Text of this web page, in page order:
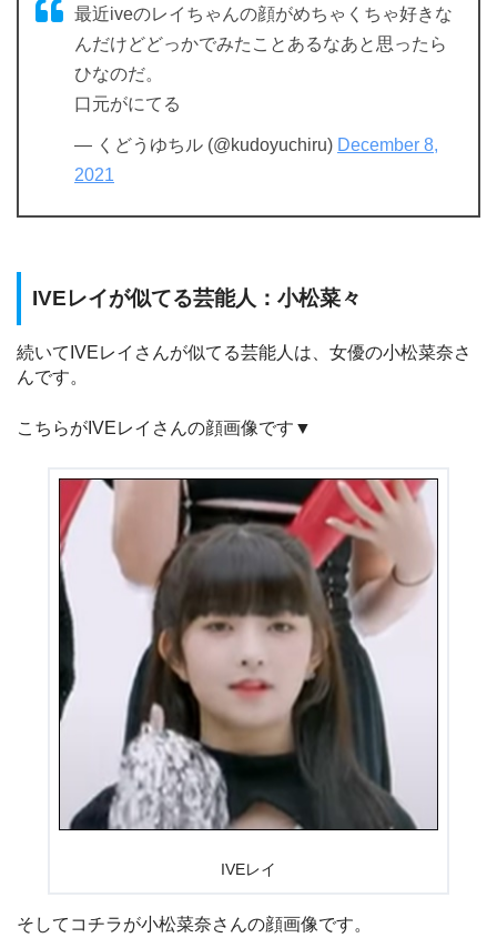
最近iveのレイちゃんの顔がめちゃくちゃ好きな
んだけどどっかでみたことあるなあと思ったら
ひなのだ。
口元がにてる
— くどうゆちル (@kudoyuchiru) December 8,
2021
IVEレイが似てる芸能人：小松菜々
続いてIVEレイさんが似てる芸能人は、女優の小松菜奈さ
んです。
こちらがIVEレイさんの顔画像です▼
IVEレイ
そしてコチラが小松菜奈さんの顔画像です。